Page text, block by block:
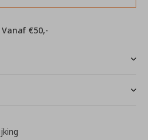
Vanaf €50,-